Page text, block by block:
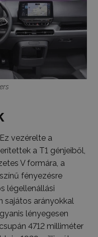
vezérelte a
a T1 génjeiből,
V formára, a
fényezésre
légellenállási
sajátos arányokkal
lényegesen
4712 milliméter